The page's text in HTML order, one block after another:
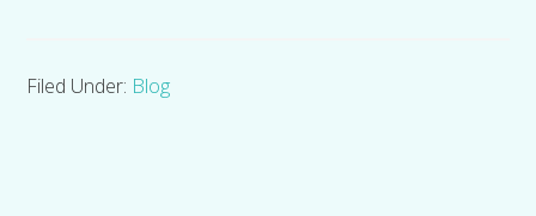
Filed Under: Blog